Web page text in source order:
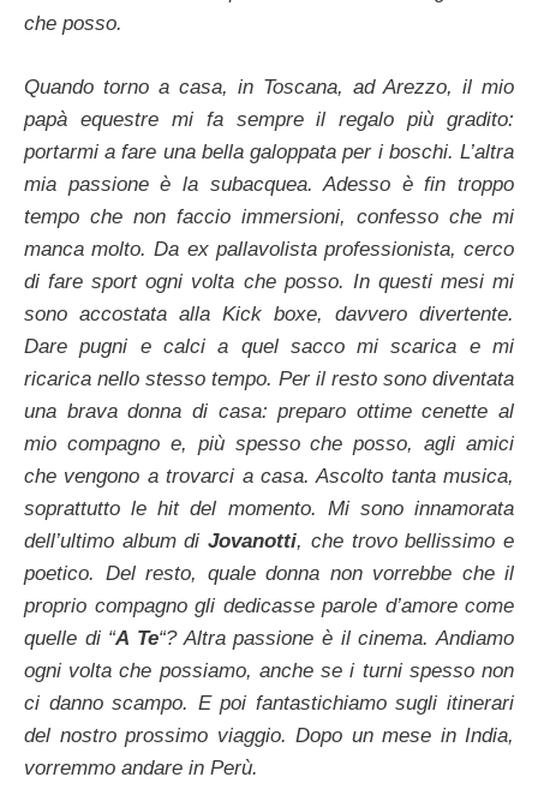
che posso.
Quando torno a casa, in Toscana, ad Arezzo, il mio
papà equestre mi fa sempre il regalo più gradito:
portarmi a fare una bella galoppata per i boschi. L’altra
mia passione è la subacquea. Adesso è fin troppo
tempo che non faccio immersioni, confesso che mi
manca molto. Da ex pallavolista professionista, cerco
di fare sport ogni volta che posso. In questi mesi mi
sono accostata alla Kick boxe, davvero divertente.
Dare pugni e calci a quel sacco mi scarica e mi
ricarica nello stesso tempo. Per il resto sono diventata
una brava donna di casa: preparo ottime cenette al
mio compagno e, più spesso che posso, agli amici
che vengono a trovarci a casa. Ascolto tanta musica,
soprattutto le hit del momento. Mi sono innamorata
dell’ultimo album diJovanotti, che trovo bellissimo e
poetico. Del resto, quale donna non vorrebbe che il
proprio compagno gli dedicasse parole d’amore come
quelle di “A Te“? Altra passione è il cinema. Andiamo
ogni volta che possiamo, anche se i turni spesso non
ci danno scampo. E poi fantastichiamo sugli itinerari
del nostro prossimo viaggio. Dopo un mese in India,
vorremmo andare in Perù.